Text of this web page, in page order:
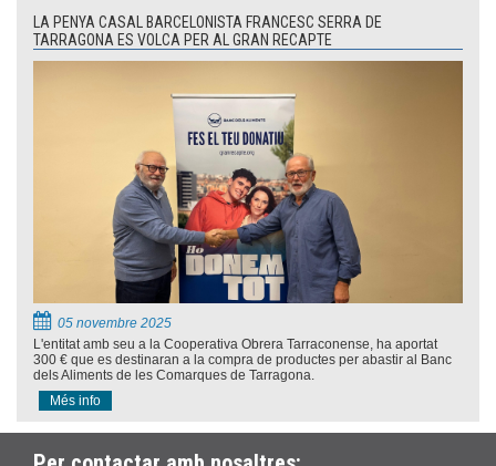
LA PENYA CASAL BARCELONISTA FRANCESC SERRA DE
TARRAGONA ES VOLCA PER AL GRAN RECAPTE
05 novembre 2025
L'entitat amb seu a la Cooperativa Obrera Tarraconense, ha aportat
300 € que es destinaran a la compra de productes per abastir al Banc
dels Aliments de les Comarques de Tarragona.
Més info